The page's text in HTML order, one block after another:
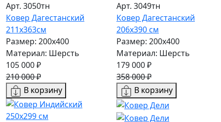
Арт. 3050тн
Ковер Дагестанский
211x363см
Размер: 200х400
Материал: Шерсть
105 000 ₽
210 000 ₽
В корзину
Арт. 3049тн
Ковер Дагестанский
206x390 см
Размер: 200х400
Материал: Шерсть
179 000 ₽
358 000 ₽
В корзину